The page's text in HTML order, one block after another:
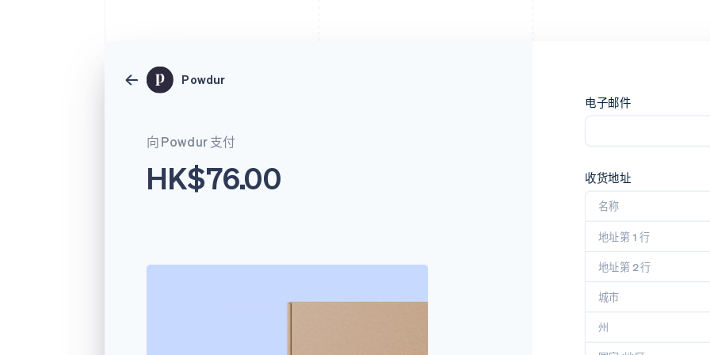
Powdur
向 Powdur 支付
HK$76.00
电子邮件
收货地址
名称
地址第 1 行
地址第 2 行
城市
州